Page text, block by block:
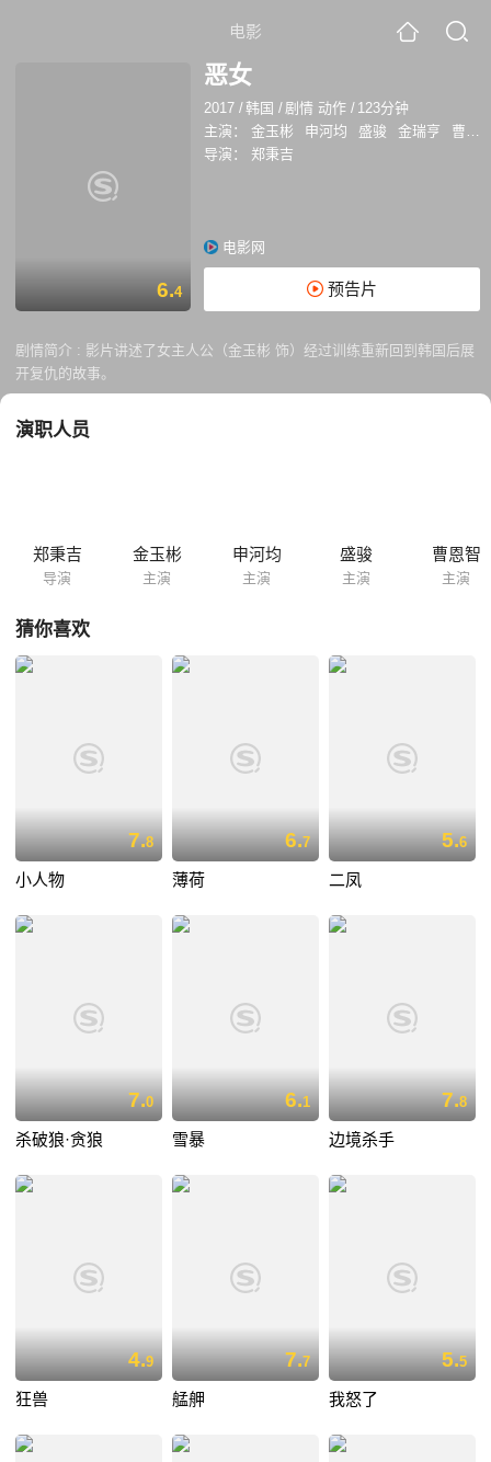
电影
6.4
恶女
2017 /韩国 /剧情 动作 / 123分钟
主演：
金玉彬 申河均 盛骏 金瑞亨
曹恩智
导演：
郑秉吉
电影网
预告片
剧情简介 : 影片讲述了女主人公（金玉彬 饰）经过训练重新回到韩国后展
开复仇的故事。
演职人员
郑秉吉
导演
金玉彬
主演
申河均
主演
盛骏
主演
曹恩智
主演
猜你喜欢
7.8
小人物
6.7
薄荷
5.6
二凤
7.0
杀破狼·贪狼
6.1
雪暴
7.8
边境杀手
4.9
狂兽
7.7
艋舺
5.5
我怒了